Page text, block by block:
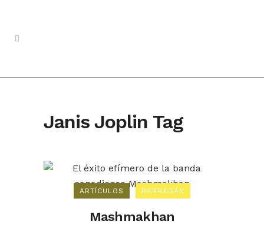
Janis Joplin Tag
ARTÍCULOS BARRAGÁN
Mashmakhan